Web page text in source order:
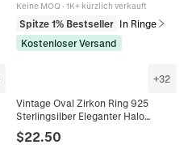
Keine MOQ · 1K+ kürzlich verkauft
Spitze 1% Bestseller In Ringe
Kostenloser Versand
+32
Vintage Oval Zirkon Ring 925
Sterlingsilber Eleganter Halo
Schmuck Für Damen
Jubiläumsgeschenk
$22.50